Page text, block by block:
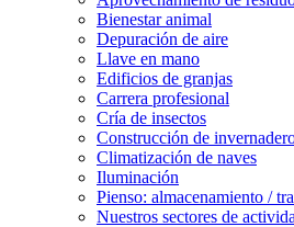
Bienestar animal
Depuración de aire
Llave en mano
Edificios de granjas
Carrera profesional
Cría de insectos
Construcción de
Climatización de naves
Iluminación
Pienso: almacenamiento /
Nuestros sectores de